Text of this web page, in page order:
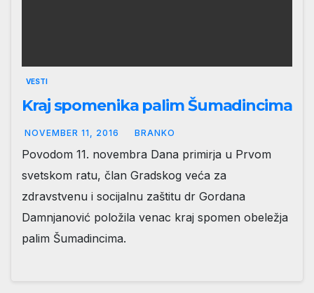
VESTI
Kraj spomenika palim Šumadincima
NOVEMBER 11, 2016 BRANKO
Povodom 11. novembra Dana primirja u Prvom
svetskom ratu, član Gradskog veća za
zdravstvenu i socijalnu zaštitu dr Gordana
Damnjanović položila venac kraj spomen obeležja
palim Šumadincima.